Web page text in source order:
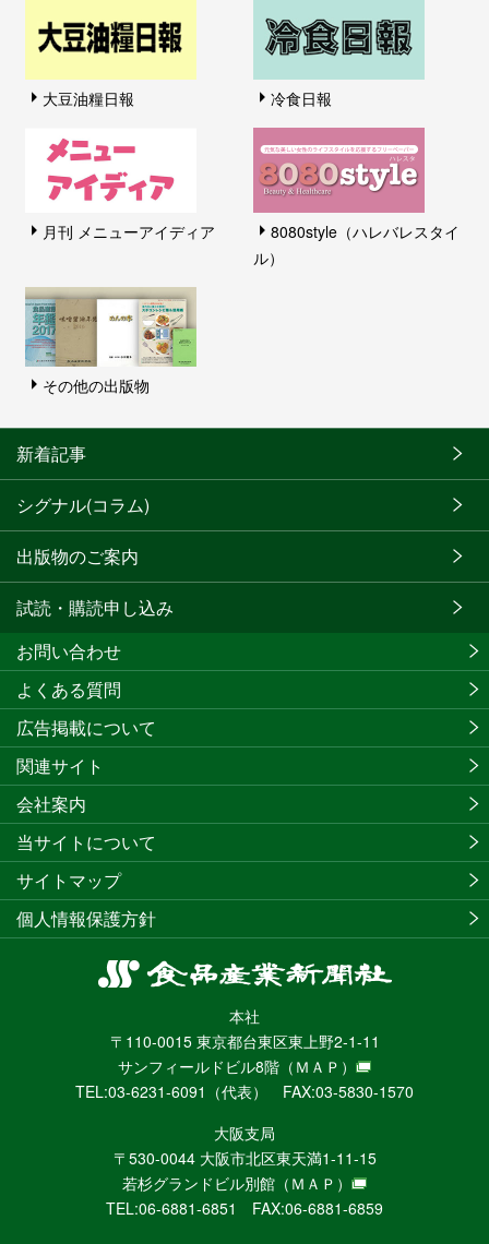
大豆油糧日報 冷食日報
月刊 メニューアイディア
8080style（ハレバレスタイ
ル）
その他の出版物
新着記事
シグナル(コラム)
出版物のご案内
試読・購読申し込み
食
産
業
新
聞
社
ニ
ュ
ー
本社
〒110-0015 東京都台東区東上野2-1-11
サンフィールドビル8階 （ＭＡＰ）
TEL:03-6231-6091（代表） FAX:03-5830-1570
大阪支局
〒530-0044 大阪市北区東天満1-11-15
若杉グランドビル別館 （ＭＡＰ）
TEL:06-6881-6851 FAX:06-6881-6859
お問い合わせ
よくある質問
広告掲載について
関連サイト
会社案内
当サイトについて
サイトマップ
個人情報保護方針